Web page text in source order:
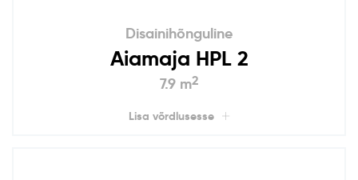
Disainihõnguline
Aiamaja HPL 2
7.9 m2
Lisa võrdlusesse